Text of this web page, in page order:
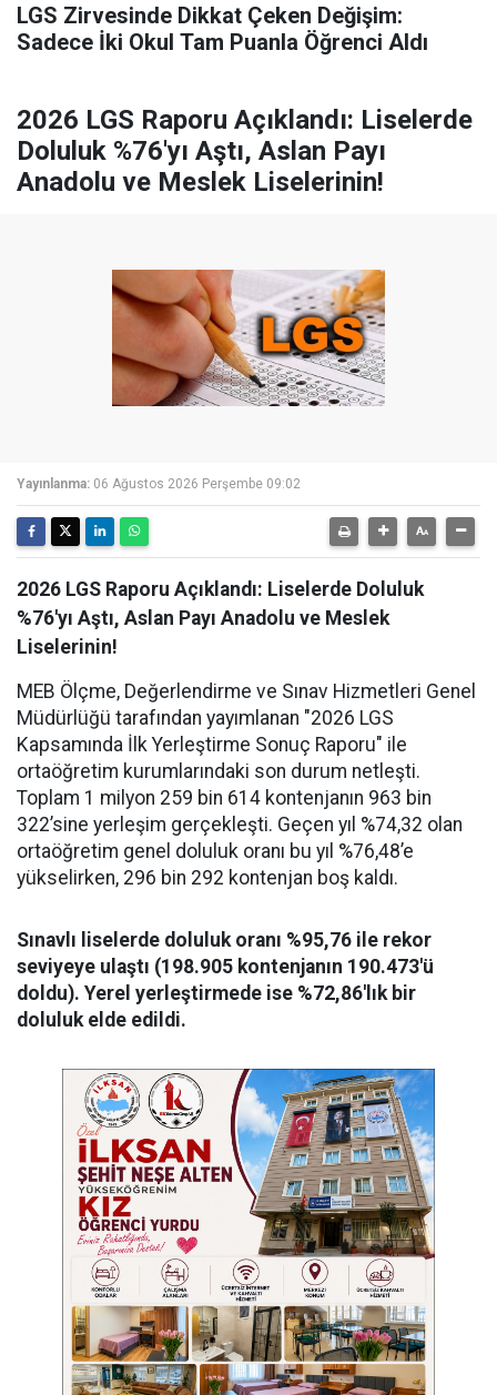
LGS Zirvesinde Dikkat Çeken Değişim:
Sadece İki Okul Tam Puanla Öğrenci Aldı
2026 LGS Raporu Açıklandı: Liselerde
Doluluk %76'yı Aştı, Aslan Payı
Anadolu ve Meslek Liselerinin!
Yayınlanma: 06 Ağustos 2026 Perşembe 09:02
2026 LGS Raporu Açıklandı: Liselerde Doluluk
%76'yı Aştı, Aslan Payı Anadolu ve Meslek
Liselerinin!
MEB Ölçme, Değerlendirme ve Sınav Hizmetleri Genel
Müdürlüğü tarafından yayımlanan "2026 LGS
Kapsamında İlk Yerleştirme Sonuç Raporu" ile
ortaöğretim kurumlarındaki son durum netleşti.
Toplam 1 milyon 259 bin 614 kontenjanın 963 bin
322’sine yerleşim gerçekleşti. Geçen yıl %74,32 olan
ortaöğretim genel doluluk oranı bu yıl %76,48’e
yükselirken, 296 bin 292 kontenjan boş kaldı.
Sınavlı liselerde doluluk oranı %95,76 ile rekor
seviyeye ulaştı (198.905 kontenjanın 190.473'ü
doldu). Yerel yerleştirmede ise %72,86'lık bir
doluluk elde edildi.